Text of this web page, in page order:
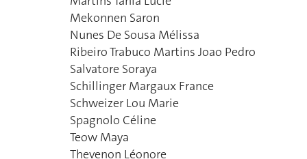
Mekonnen Saron
Nunes De Sousa Mélissa
Ribeiro Trabuco Martins Joao Pedro
Salvatore Soraya
Schillinger Margaux France
Schweizer Lou Marie
Spagnolo Céline
Teow Maya
Thevenon Léonore